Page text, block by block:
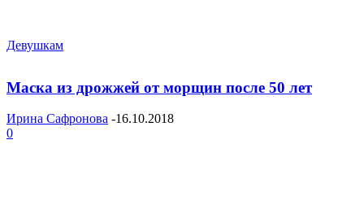
Девушкам
Маска из дрожжей от морщин после 50 лет
Ирина Сафронова -16.10.2018
0